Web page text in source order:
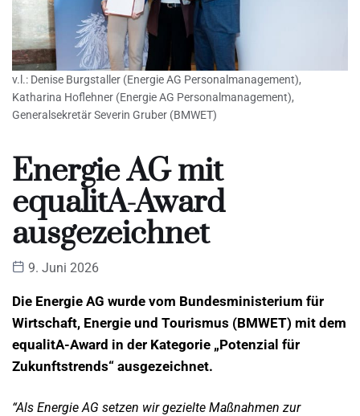
v.l.: Denise Burgstaller (Energie AG Personalmanagement),
Katharina Hoflehner (Energie AG Personalmanagement),
Generalsekretär Severin Gruber (BMWET)
Energie AG mit
equalitA-Award
ausgezeichnet
9. Juni 2026
Die Energie AG wurde vom Bundesministerium für
Wirtschaft, Energie und Tourismus (BMWET) mit dem
equalitA-Award in der Kategorie „Potenzial für
Zukunftstrends“ ausgezeichnet.
“Als Energie AG setzen wir gezielte Maßnahmen zur